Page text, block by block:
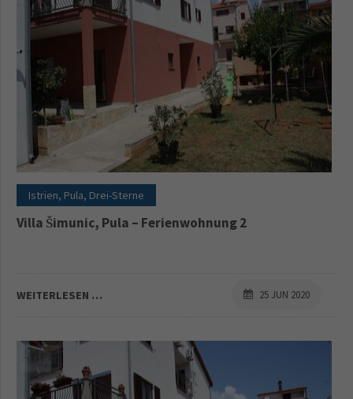
Istrien, Pula, Drei-Sterne
Villa Šimunic, Pula – Ferienwohnung 2
WEITERLESEN … 25 JUN 2020